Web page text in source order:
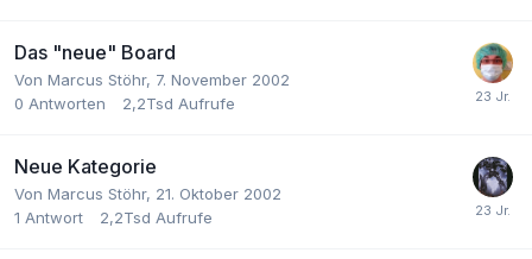
Das "neue" Board
Von Marcus Stöhr, 7. November 2002
0 Antworten 2,2Tsd Aufrufe
Neue Kategorie
Von Marcus Stöhr, 21. Oktober 2002
1 Antwort 2,2Tsd Aufrufe